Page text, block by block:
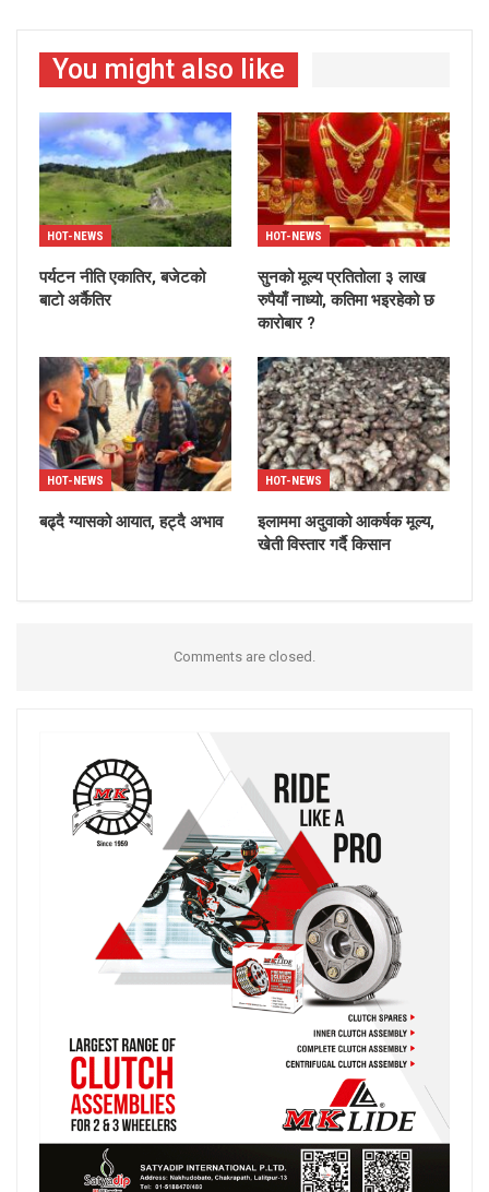
You might also like
HOT-NEWS
पर्यटन नीति एकातिर, बजेटको
बाटो अर्कैतिर
HOT-NEWS
सुनको मूल्य प्रतितोला ३ लाख
रुपैयाँ नाध्यो, कतिमा भइरहेको छ
कारोबार ?
HOT-NEWS
बढ्दै ग्यासको आयात, हट्दै अभाव
HOT-NEWS
इलाममा अदुवाको आकर्षक मूल्य,
खेती विस्तार गर्दै किसान
Comments are closed.